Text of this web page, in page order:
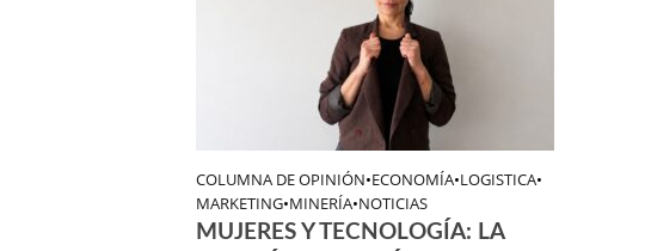
COLUMNA DE OPINIÓN•ECONOMÍA•LOGISTICA•
MARKETING•MINERÍA•NOTICIAS
MUJERES Y TECNOLOGÍA: LA